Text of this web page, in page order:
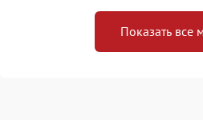
Показать все